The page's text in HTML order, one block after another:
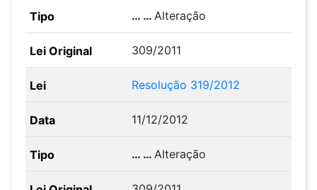
… …Alteração
309/2011
Resolução 319/2012
11/12/2012
… …Alteração